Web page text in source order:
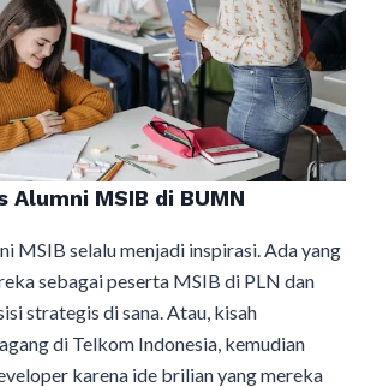
Alumni MSIB di BUMN
MSIB selalu menjadi inspirasi. Ada yang
sebagai peserta MSIB di PLN dan
strategis di sana. Atau, kisah
di Telkom Indonesia, kemudian
karena ide brilian yang mereka